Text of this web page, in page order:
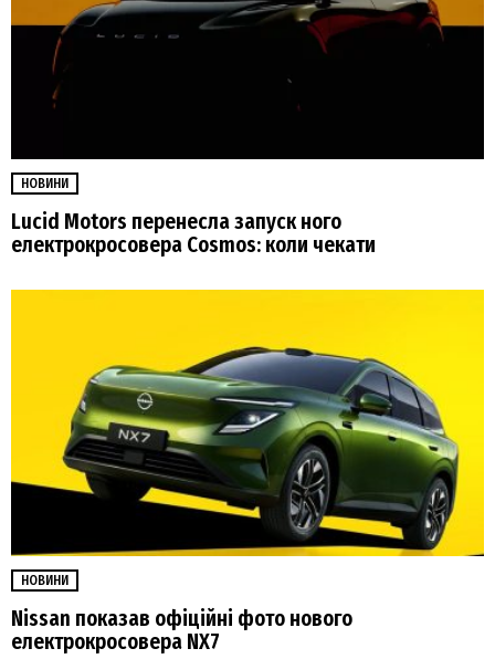
НОВИНИ
Lucid Motors перенесла запуск ного
електрокросовера Cosmos: коли чекати
НОВИНИ
Nissan показав офіційні фото нового
електрокросовера NX7